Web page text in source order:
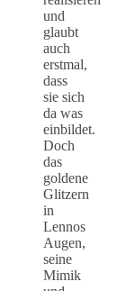
und
glaubt
auch
erstmal,
dass
sie sich
da was
einbildet.
Doch
das
goldene
Glitzern
in
Lennos
Augen,
seine
Mimik